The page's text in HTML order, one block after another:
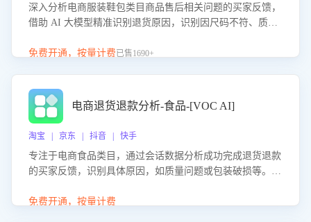
深入分析电商服装鞋包类目商品售后相关问题的买家反馈，
借助 AI 大模型精准识别退货原因，识别因尺码不符、质量
议，助力商家优化产品或服务，实现销售额的显著提升。
免费开通，按量计费已售1690+
电商退货退款分析-食品-[VOC AI]
淘宝 | 京东 | 抖音 | 快手
专注于电商食品类目，通过会话数据分析成功完成退货退款
的买家反馈，识别具体原因，如质量问题或包装破损等。结
商家降低退款率，提升售后效率。
免费开通，按量计费